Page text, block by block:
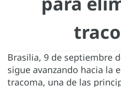
Brasilia, 9 de septiembre
sigue avanzando hacia la
tracoma, una de las